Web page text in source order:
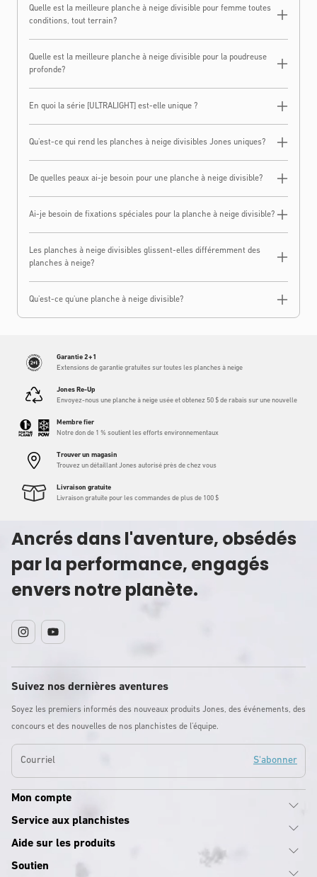
Quelle est la meilleure planche à neige divisible pour femme toutes
conditions, tout terrain?
Quelle est la meilleure planche à neige divisible pour la poudreuse
profonde?
En quoi la série [ULTRALIGHT] est-elle unique ?
Qu'est-ce qui rend les planches à neige divisibles Jones uniques?
De quelles peaux ai-je besoin pour une planche à neige divisible?
Ai-je besoin de fixations spéciales pour la planche à neige divisible?
Les planches à neige divisibles glissent-elles différemment des
planches à neige?
Qu'est-ce qu'une planche à neige divisible?
Garantie 2+1
Extensions de garantie gratuites sur toutes les planches à neige
Jones Re-Up
Envoyez-nous une planche à neige usée et obtenez 50 $ de rabais sur une nouvelle
Membre fier
Notre don de 1 % soutient les efforts environnementaux
Trouver un magasin
Trouvez un détaillant Jones autorisé près de chez vous
Livraison gratuite
Livraison gratuite pour les commandes de plus de 100 $
Ancrés dans l'aventure, obsédés
par la performance, engagés
envers notre planète.
InstagramYouTube
Suivez nos dernières aventures
Soyez les premiers informés des nouveaux produits Jones, des événements, des
concours et des nouvelles de nos planchistes de l'équipe.
Courriel
S'abonner
Mon compte
Service aux planchistes
Aide sur les produits
Soutien